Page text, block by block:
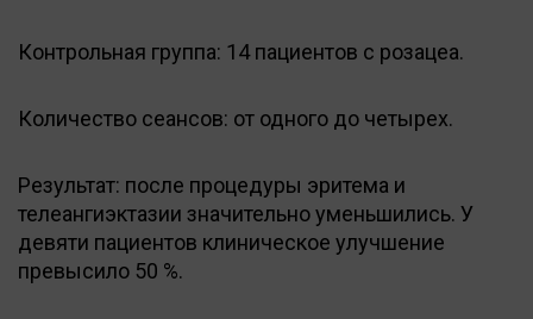
Контрольная группа: 14 пациентов с розацеа.
Количество сеансов: от одного до четырех.
Результат: после процедуры эритема и
телеангиэктазии значительно уменьшились. У
девяти пациентов клиническое улучшение
превысило 50 %.